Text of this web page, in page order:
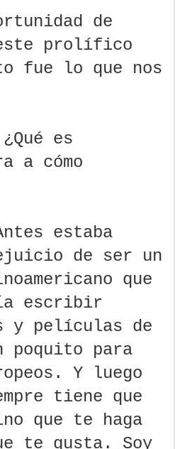
de
prolífico
fue lo que nos
es
a cómo
estaba
de ser un
que
escribir
y películas de
poquito para
Y luego
tiene que
que te haga
te gusta. Soy